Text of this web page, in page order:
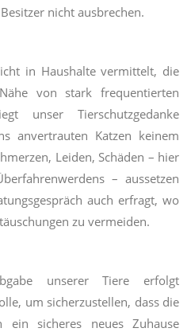
nicht ausbrechen.
in Haushalte vermittelt, die
von stark frequentierten
unser Tierschutzgedanke
anvertrauten Katzen keinem
Leiden, Schäden – hier
– aussetzen
auch erfragt, wo
zu vermeiden.
unserer Tiere erfolgt
um sicherzustellen, dass die
sicheres neues Zuhause